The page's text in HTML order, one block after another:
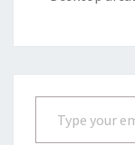
Type your email…